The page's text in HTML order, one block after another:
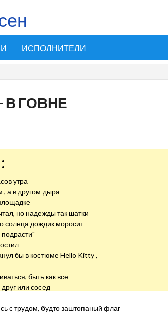
ИСПОЛНИТЕЛИ
В ГОВНЕ
утра
а в другом дыра
но надежды так шатки
солнца дождик моросит
бы в костюме Hello Kitty ,
быть как все
или сосед
с трудом, будто заштопаный флаг